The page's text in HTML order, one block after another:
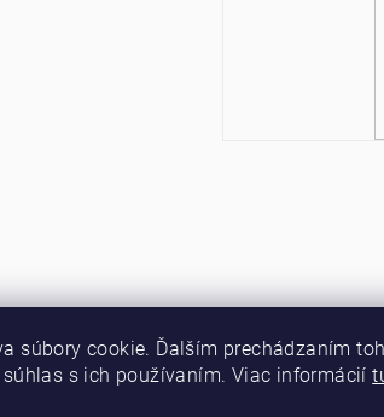
súbory cookie. Ďalším prechádzaním
súhlas s ich používaním. Viac informácií